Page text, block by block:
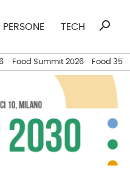
PERSONE TECH
Ricerca
search
Food Summit 2026 Food 35